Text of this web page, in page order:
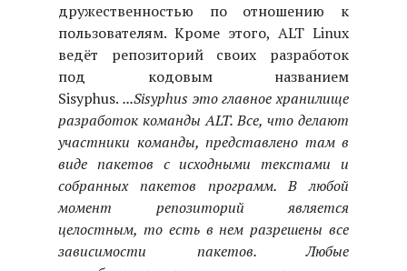
дружественностью по отношению к
пользователям. Кроме этого, ALT Linux
ведёт репозиторий своих разработок
под кодовым названием
Sisyphus. ...Sisyphus это главное хранилище
разработок команды ALT. Все, что делают
участники команды, представлено там в
виде пакетов с исходными текстами и
собранных пакетов программ. В любой
момент репозиторий является
целостным, то есть в нем разрешены все
зависимости пакетов. Любые